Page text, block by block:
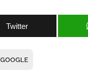
Twitter